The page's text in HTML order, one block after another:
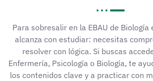
Para sobresalir en la EBAU de Biología
alcanza con estudiar: necesitas
resolver con lógica. Si buscas
Enfermería, Psicología o Biología, te
los contenidos clave y a practicar con